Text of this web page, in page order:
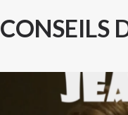
CONSEILS